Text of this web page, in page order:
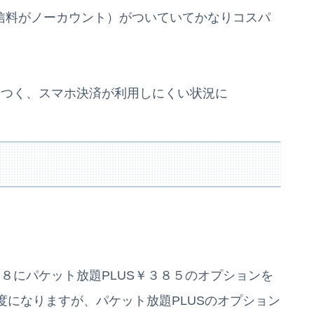
がノーカウント）がついていてかなりコスパ
く、スマホ決済が利用しにくい状況に
にパケット放題PLUS￥３８５のオプションを
なりますが、パケット放題PLUSのオプション